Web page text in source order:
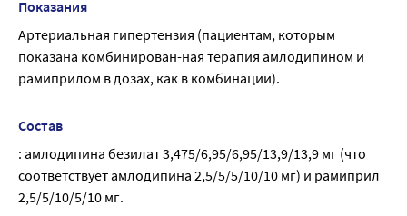
Показания
Артериальная гипертензия (пациентам, которым
показана комбинирован-ная терапия амлодипином и
рамиприлом в дозах, как в комбинации).
Состав
: амлодипина безилат 3,475/6,95/6,95/13,9/13,9 мг (что
соответствует амлодипина 2,5/5/5/10/10 мг) и рамиприл
2,5/5/10/5/10 мг.